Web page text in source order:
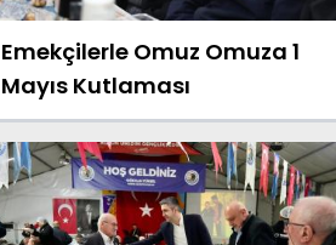
Emekçilerle Omuz Omuza 1
Mayıs Kutlaması